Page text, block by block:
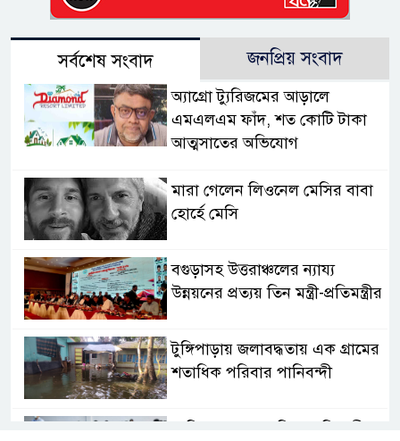
সর্বশেষ সংবাদ জনপ্রিয় সংবাদ
অ্যাগ্রো ট্যুরিজমের আড়ালে
এমএলএম ফাঁদ, শত কোটি টাকা
আত্মসাতের অভিযোগ
মারা গেলেন লিওনেল মেসির বাবা
হোর্হে মেসি
বগুড়াসহ উত্তরাঞ্চলের ন্যায্য
উন্নয়নের প্রত্যয় তিন মন্ত্রী-প্রতিমন্ত্রীর
টুঙ্গিপাড়ায় জলাবদ্ধতায় এক গ্রামের
শতাধিক পরিবার পানিবন্দী